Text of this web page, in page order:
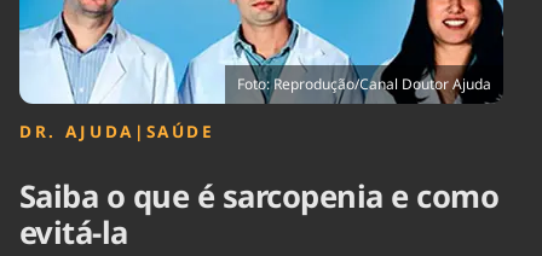
Foto: Reprodução/Canal Doutor Ajuda
DR. AJUDA | SAÚDE
Saiba o que é sarcopenia e como
evitá-la